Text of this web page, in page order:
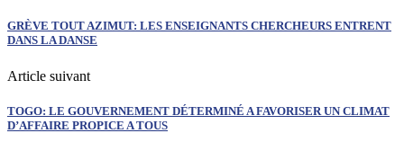
GRÈVE TOUT AZIMUT: LES ENSEIGNANTS CHERCHEURS ENTRENT
DANS LA DANSE
Article suivant
TOGO: LE GOUVERNEMENT DÉTERMINÉ A FAVORISER UN CLIMAT
D’AFFAIRE PROPICE A TOUS